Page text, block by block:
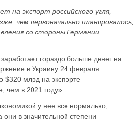
на экспорт российского угля,
чем первоначально планировалось,
со стороны Германии,
гораздо больше денег на
в Украину 24 февраля:
$320 млрд на экспорте
чем в 2021 году».
у нее все нормально,
в значительной степени